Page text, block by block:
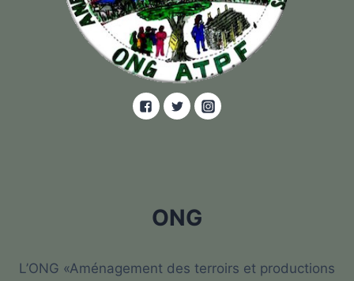
ONG
L’ONG «Aménagement des terroirs et productions